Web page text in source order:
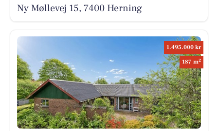
Ny Møllevej 15, 7400 Herning
1.495.000 kr
187 m2